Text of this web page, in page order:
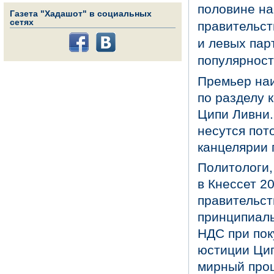
Газета "Хадашот" в социальных
сетях
половине
и левых
Премьер
по разделу
Ципи
несутся
канцелярии
в Кнессет
НДС при
юстиции
мирный